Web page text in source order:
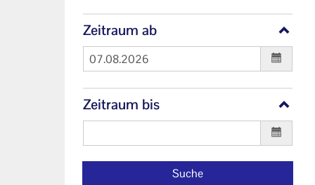
Zeitraum ab
Zeitraum bis
Suche